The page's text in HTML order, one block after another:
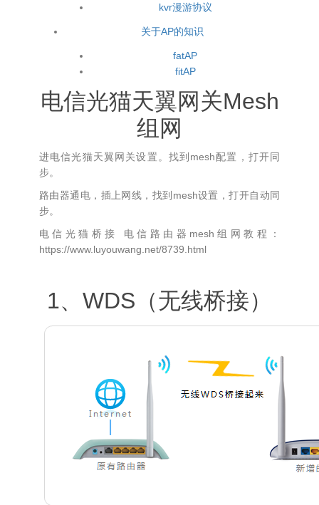
kvr漫游协议
关于AP的知识
fatAP
fitAP
电信光猫天翼网关Mesh
组网
进电信光猫天翼网关设置。找到mesh配置，打开同
步。
路由器通电，插上网线，找到mesh设置，打开自动同
步。
电信光猫桥接 电信路由器mesh组网教程：
https://www.luyouwang.net/8739.html
1、WDS（无线桥接）